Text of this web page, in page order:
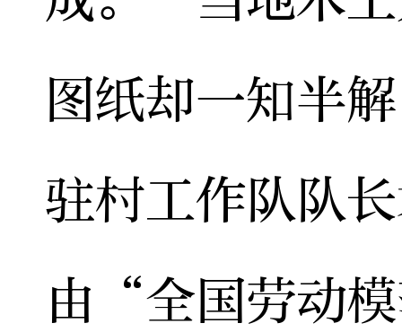
图纸却一知半
驻村工作队队
由“全国劳动